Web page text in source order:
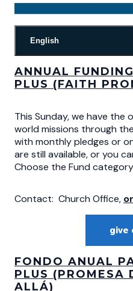
English
ANNUAL
PLUS (FAITH
This Sunday, we have
world missions through
with monthly pledges or
are still available, or you
Choose the Fund
Contact: Church Office,
give
FONDO ANUAL
PLUS (PROMESA
ALLÁ)